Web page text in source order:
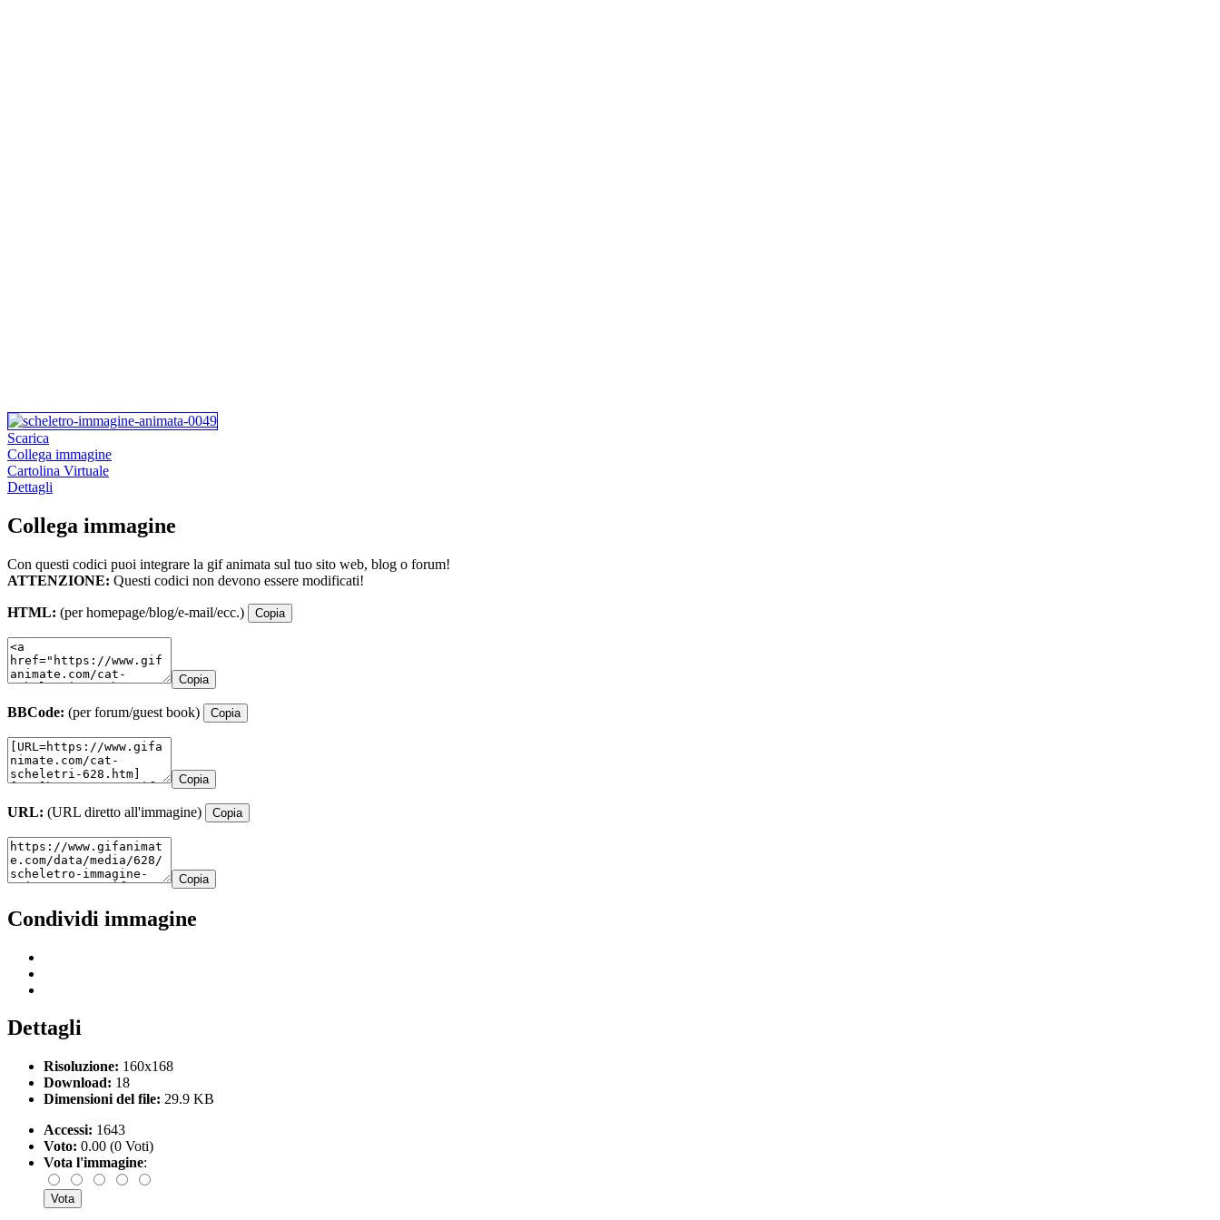
Scarica
Collega immagine
Cartolina Virtuale
Dettagli
Collega immagine
Con questi codici puoi integrare la gif animata sul tuo sito web, blog o forum!
ATTENZIONE: Questi codici non devono essere modificati!
HTML: (per homepage/blog/e-mail/ecc.) Copia
Copia
BBCode: (per forum/guest book) Copia
Copia
URL: (URL diretto all'immagine) Copia
Copia
Condividi immagine
Dettagli
Risoluzione: 160x168
Download: 18
Dimensioni del file: 29.9 KB
Accessi: 1643
Voto: 0.00 (0 Voti)
Vota l'immagine: